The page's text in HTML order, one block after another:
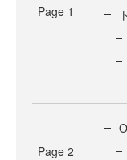
Page 1
Page 2